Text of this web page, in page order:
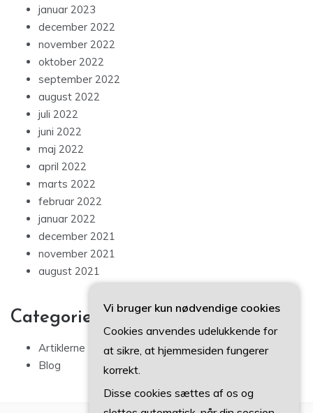
januar 2023
december 2022
november 2022
oktober 2022
september 2022
august 2022
juli 2022
juni 2022
maj 2022
april 2022
marts 2022
februar 2022
januar 2022
december 2021
november 2021
august 2021
Categories
Artiklerne
Blog
Vi bruger kun nødvendige cookies
Cookies anvendes udelukkende for
at sikre, at hjemmesiden fungerer
korrekt.
Disse cookies sættes af os og